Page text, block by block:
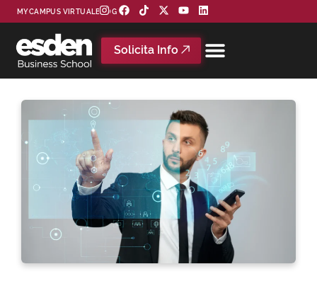
MYCAMPUS VIRTUAL BLOG
Solicita Info